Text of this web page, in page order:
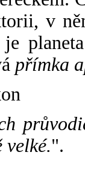
v
přímka
velké.".